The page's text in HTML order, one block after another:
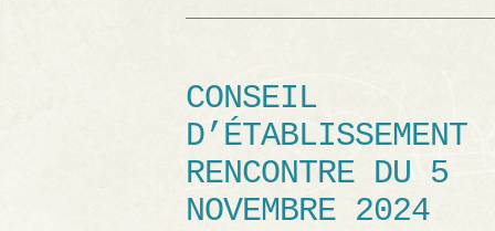
CONSEIL
D’ÉTABLISSEMENT
RENCONTRE DU 5
NOVEMBRE 2024